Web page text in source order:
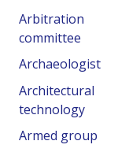
Arbitration
committee
Archaeologist
Architectural
technology
Armed group